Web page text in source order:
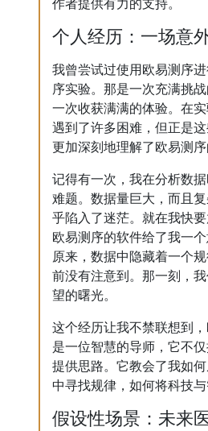
作者提供有力的支持。
个人经历：一场意
我曾尝试过使用欧易测序
序实验。那是一次充满挑
一次收获满满的体验。在
遇到了许多困难，但正是
更加深刻地理解了欧易测序
记得有一次，我在分析数
难题。数据量巨大，而且
乎陷入了迷茫。就在我快要
欧易测序的软件给了我一个
原来，数据中隐藏着一个
前没有注意到。那一刻，
望的曙光。
这个经历让我不禁联想到
是一位智慧的导师，它不
提供思路。它教会了我如
中寻找规律，如何将科技与
假设性场景：未来